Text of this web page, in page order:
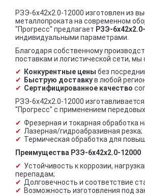
РЗЭ-6x42x2.0-12000 изготовлен из
металлопроката на современном
"Прогресс" предлагает РЗЭ-
индивидуальными параметрами.
Благодаря собственному
поставкам и логистической сети, мы
Конкурентные цены без
Быструю доставкув любой
Сертифицированное качество
РЗЭ-6x42x2.0-12000
"Прогресс" с применением передовых
Фрезерная и токарная обработка
Лазерная/гидроабразивная резка;
Термическая обработка для
Преимущества РЗЭ-6x42x2.0-12000
Устойчивость к коррозии,
перепадам;
Долговечность и соответствие
Возможность изготовления под